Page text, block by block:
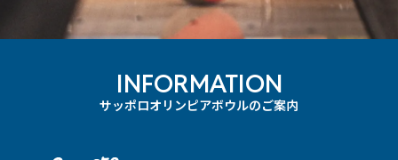
INFORMATION
サッポロオリンピアボウルのご案内